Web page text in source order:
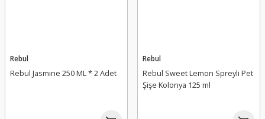
Rebul
Rebul Jasmıne 250 ML * 2 Adet
Rebul
Rebul Sweet Lemon Spreyli Pet
Şişe Kolonya 125 ml